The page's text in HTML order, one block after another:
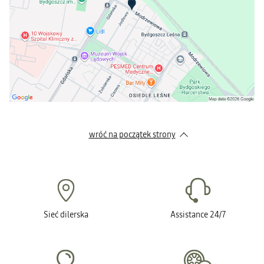
wróć na początek strony
Sieć dilerska Assistance 24/7